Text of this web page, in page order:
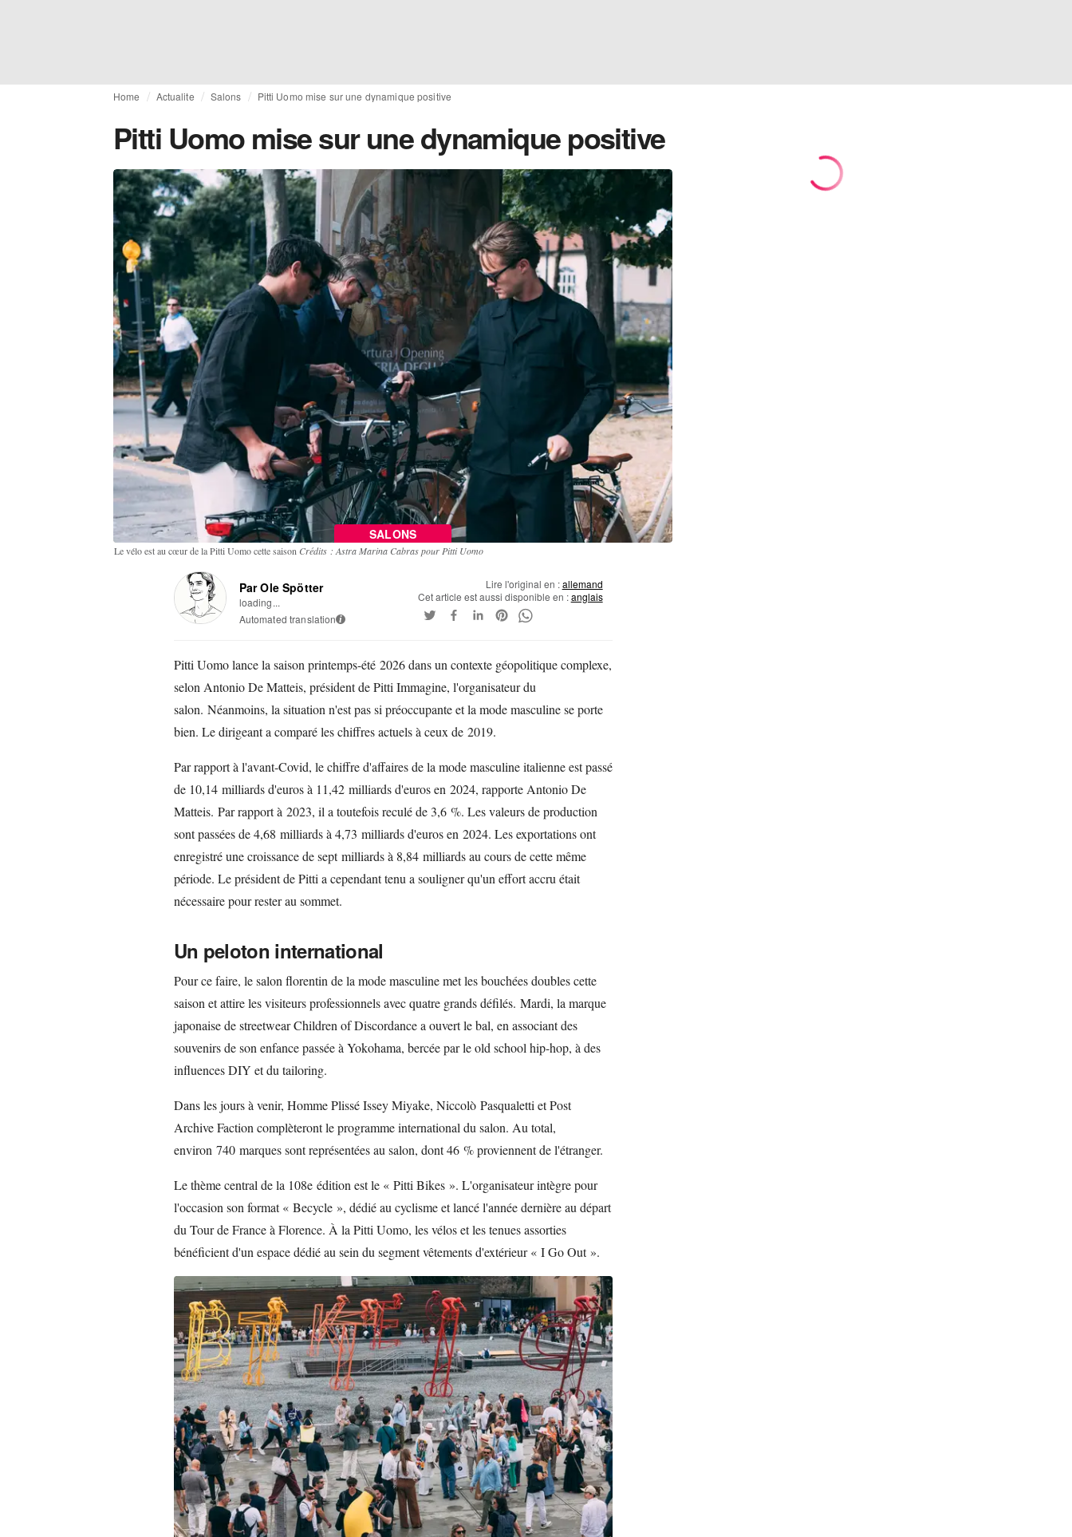
Home Actualite Salons Pitti Uomo mise sur une dynamique positive
Pitti Uomo mise sur une dynamique positive
SALONS
Le vélo est au cœur de la Pitti Uomo cette saison Crédits : Astra Marina Cabras pour Pitti Uomo
Par Ole Spötter
loading...
Automated translation i
Lire l'original en :allemand
Cet article est aussi disponible en :anglais
Pitti Uomo lance la saison printemps-été 2026 dans un contexte géopolitique complexe,
selon Antonio De Matteis, président de Pitti Immagine, l'organisateur du
salon. Néanmoins, la situation n'est pas si préoccupante et la mode masculine se porte
bien. Le dirigeant a comparé les chiffres actuels à ceux de 2019.
Par rapport à l'avant-Covid, le chiffre d'affaires de la mode masculine italienne est passé
de 10,14 milliards d'euros à 11,42 milliards d'euros en 2024, rapporte Antonio De
Matteis. Par rapport à 2023, il a toutefois reculé de 3,6 %. Les valeurs de production
sont passées de 4,68 milliards à 4,73 milliards d'euros en 2024. Les exportations ont
enregistré une croissance de sept milliards à 8,84 milliards au cours de cette même
période. Le président de Pitti a cependant tenu a souligner qu'un effort accru était
nécessaire pour rester au sommet.
Un peloton international
Pour ce faire, le salon florentin de la mode masculine met les bouchées doubles cette
saison et attire les visiteurs professionnels avec quatre grands défilés. Mardi, la marque
japonaise de streetwear Children of Discordance a ouvert le bal, en associant des
souvenirs de son enfance passée à Yokohama, bercée par le old school hip-hop, à des
influences DIY et du tailoring.
Dans les jours à venir, Homme Plissé Issey Miyake, Niccolò Pasqualetti et Post
Archive Faction complèteront le programme international du salon. Au total,
environ 740 marques sont représentées au salon, dont 46 % proviennent de l'étranger.
Le thème central de la 108e édition est le « Pitti Bikes ». L'organisateur intègre pour
l'occasion son format « Becycle », dédié au cyclisme et lancé l'année dernière au départ
du Tour de France à Florence. À la Pitti Uomo, les vélos et les tenues assorties
bénéficient d'un espace dédié au sein du segment vêtements d'extérieur « I Go Out ».